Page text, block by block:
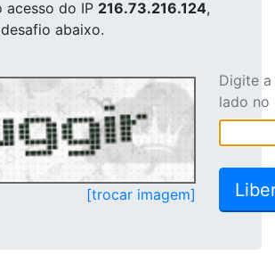
acesso do IP 216.73.216.124,
abaixo.
[trocar imagem]
Digite
lado no